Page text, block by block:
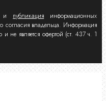
и публикация информационных
согласия владельца. Информация
не является офертой (ст. 437 ч. 1